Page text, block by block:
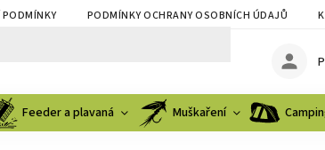
PODMÍNKY OCHRANY OSOBNÍCH ÚDAJŮ
Feeder a plavaná Muškaření